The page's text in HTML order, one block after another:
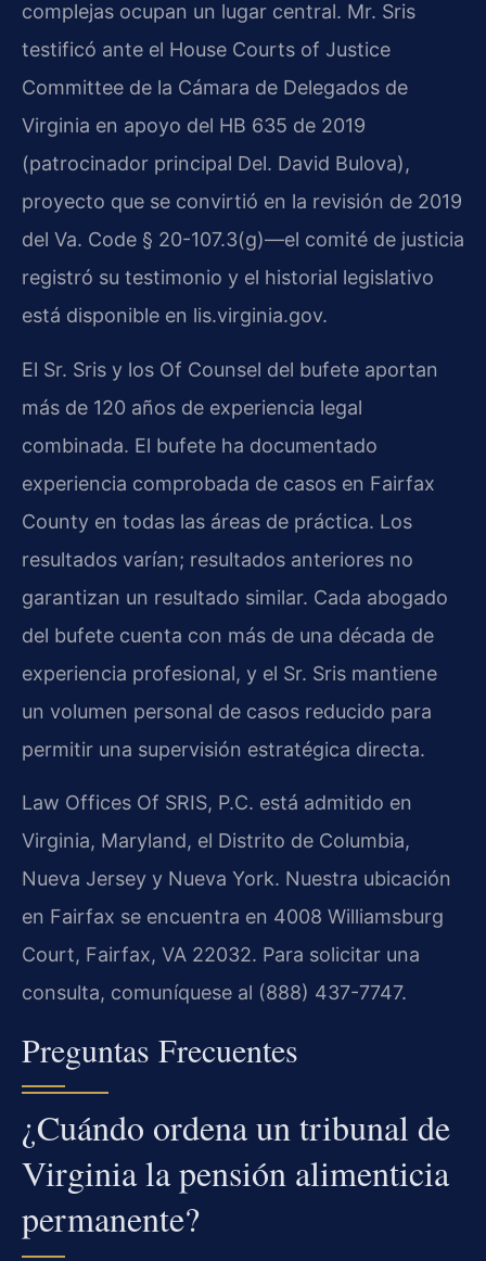
complejas ocupan un lugar central. Mr. Sris
testificó ante el House Courts of Justice
Committee de la Cámara de Delegados de
Virginia en apoyo del HB 635 de 2019
(patrocinador principal Del. David Bulova),
proyecto que se convirtió en la revisión de 2019
del Va. Code § 20-107.3(g)—el comité de justicia
registró su testimonio y el historial legislativo
está disponible en lis.virginia.gov.
El Sr. Sris y los Of Counsel del bufete aportan
más de 120 años de experiencia legal
combinada. El bufete ha documentado
experiencia comprobada de casos en Fairfax
County en todas las áreas de práctica. Los
resultados varían; resultados anteriores no
garantizan un resultado similar. Cada abogado
del bufete cuenta con más de una década de
experiencia profesional, y el Sr. Sris mantiene
un volumen personal de casos reducido para
permitir una supervisión estratégica directa.
Law Offices Of SRIS, P.C. está admitido en
Virginia, Maryland, el Distrito de Columbia,
Nueva Jersey y Nueva York. Nuestra ubicación
en Fairfax se encuentra en 4008 Williamsburg
Court, Fairfax, VA 22032. Para solicitar una
consulta, comuníquese al (888) 437-7747.
Preguntas Frecuentes
¿Cuándo ordena un tribunal de
Virginia la pensión alimenticia
permanente?